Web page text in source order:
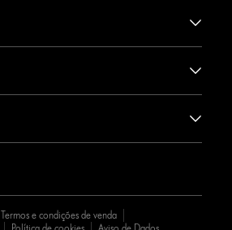
Termos e condições de venda